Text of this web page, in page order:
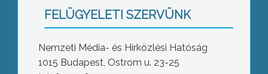
FELÜGYELETI SZERVÜNK
Nemzeti Média- és Hírközlési Hatóság
1015 Budapest, Ostrom u. 23-25